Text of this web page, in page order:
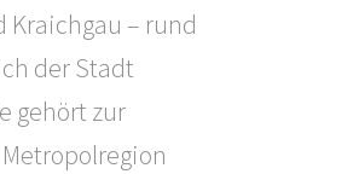
Kraichgau – rund
der Stadt
gehört zur